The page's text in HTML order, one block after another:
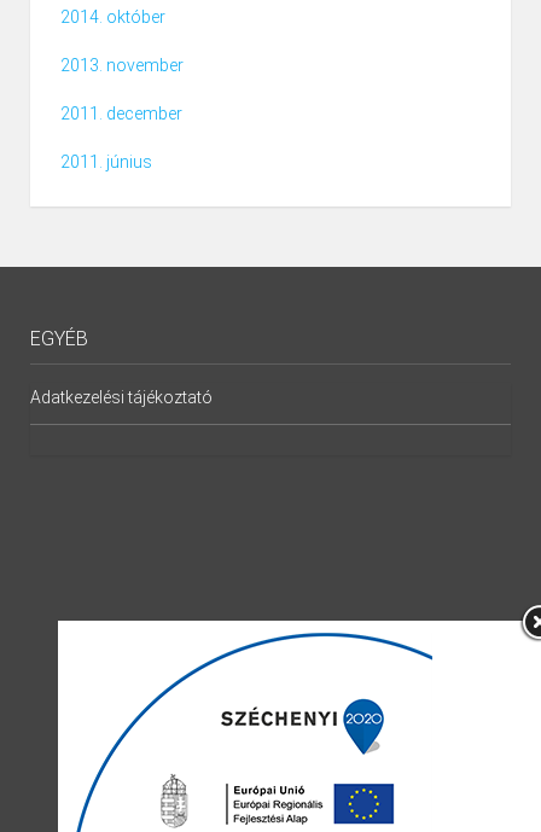
2014. október
2013. november
2011. december
2011. június
EGYÉB
Adatkezelési tájékoztató